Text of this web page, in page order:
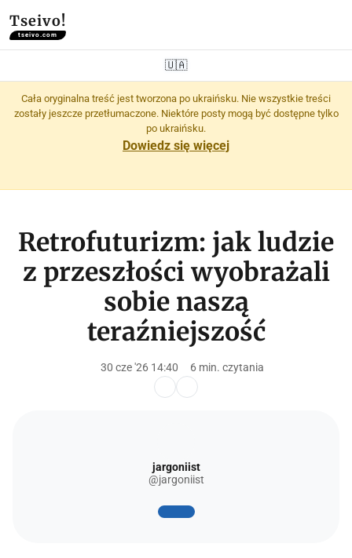
Tseivo!
tseivo.com
🇺🇦
Cała oryginalna treść jest tworzona po ukraińsku. Nie wszystkie treści
zostały jeszcze przetłumaczone. Niektóre posty mogą być dostępne tylko
po ukraińsku.
Dowiedz się więcej
Retrofuturizm: jak ludzie
z przeszłości wyobrażali
sobie naszą
teraźniejszość
30 cze '26 14:40 6 min. czytania
jargoniist
@jargoniist